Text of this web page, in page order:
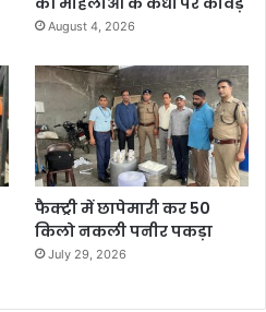
August 4, 2026
फैक्ट्री में छापेमारी कर 50
किलो नकली पनीर पकड़ा
July 29, 2026